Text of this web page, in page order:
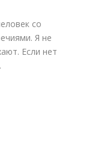
со
Я не
Если нет